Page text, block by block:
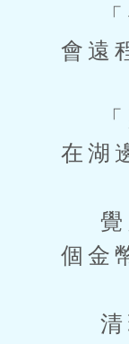
「
會遠
「
在湖
覺
個金
清